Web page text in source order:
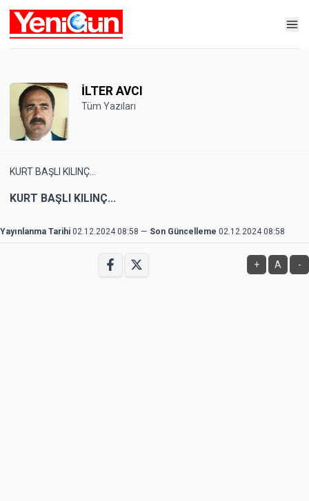
İLTER AVCI
Tüm Yazıları
KURT BAŞLI KILINÇ...
KURT BAŞLI KILINÇ...
Yayınlanma Tarihi 02.12.2024 08:58 — Son Güncelleme 02.12.2024 08:58
+ A -